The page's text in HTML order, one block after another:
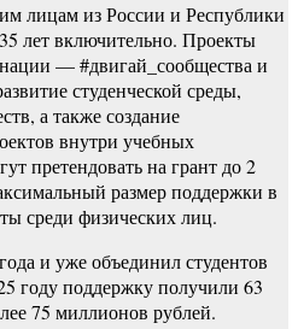
лицам из России и Республики
лет включительно. Проекты
— #двигай_сообщества и
студенческой среды,
а также создание
внутри учебных
претендовать на грант до 2
размер поддержки в
среди физических лиц.
и уже объединил студентов
году поддержку получили 63
75 миллионов рублей.